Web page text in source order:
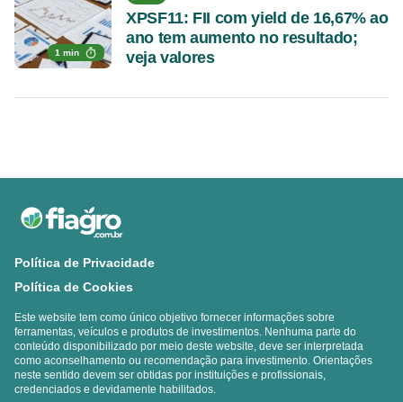
1 min
XPSF11: FII com yield de 16,67% ao
ano tem aumento no resultado;
veja valores
Política de Privacidade
Política de Cookies
Este website tem como único objetivo fornecer informações sobre
ferramentas, veículos e produtos de investimentos. Nenhuma parte do
conteúdo disponibilizado por meio deste website, deve ser interpretada
como aconselhamento ou recomendação para investimento. Orientações
neste sentido devem ser obtidas por instituições e profissionais,
credenciados e devidamente habilitados.